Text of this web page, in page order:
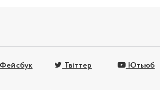
Фейсбук Твіттер Ютьюб